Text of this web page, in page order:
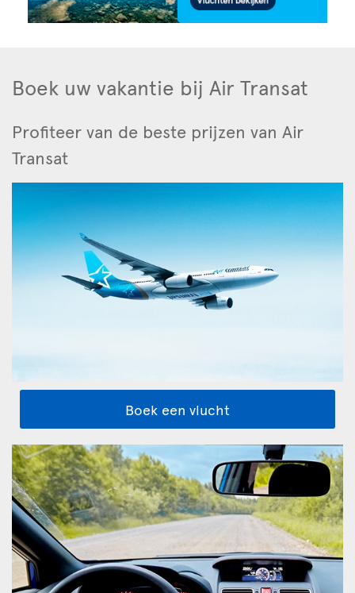
Boek uw vakantie bij Air Transat
Profiteer van de beste prijzen van Air
Transat
Boek een vlucht